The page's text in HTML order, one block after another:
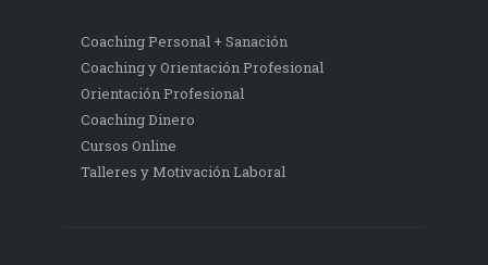
Coaching Personal + Sanación
Coaching y Orientación Profesional
Orientación Profesional
Coaching Dinero
Cursos Online
Talleres y Motivación Laboral